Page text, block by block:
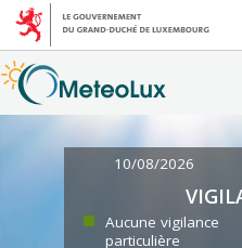
10/08/2026
Aucune vigilance
particulière